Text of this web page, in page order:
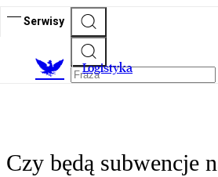
Serwisy
Logistyka
Czy będą subwencje